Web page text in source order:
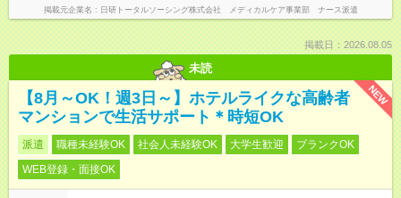
掲載元企業名 日研トータルソーシング株式会社 メディカルケア事業部 ナース派遣
掲載日：2026.08.05
未読
NEW
【8月～OK！週3日～】ホテルライクな高齢者
マンションで生活サポート＊時短OK
派遣 職種未経験OK 社会人未経験OK 大学生歓迎
ブランクOK
WEB登録・面接OK